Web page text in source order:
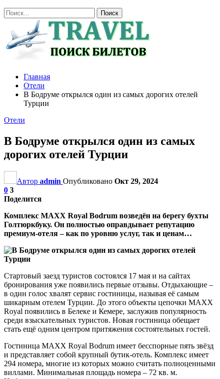
Главная
Отели
В Бодруме открылся один из самых дорогих отелей
Турции
Отели
В Бодруме открылся один из самых
дорогих отелей Турции
Автор admin Опубликовано Окт 29, 2024
0 3
Поделится
Комплекс MAXX Royal Bodrum возведён на берегу бухты
Голтюркбуку. Он полностью оправдывает репутацию
премиум-отеля – как по уровню услуг, так и ценам…
Стартовый заезд туристов состоялся 17 мая и на сайтах
бронирования уже появились первые отзывы. Отдыхающие –
в один голос хвалят сервис гостиницы, называя её самым
шикарным отелем Турции. До этого объекты цепочки MAXX
Royal появились в Белеке и Кемере, заслужив популярность
среди взыскательных туристов. Новая гостиница обещает
стать ещё одним центром притяжения состоятельных гостей.
Гостиница MAXX Royal Bodrum имеет бесспорные пять звёзд
и представляет собой крупный бутик-отель. Комплекс имеет
294 номера, многие из которых можно считать полноценными
виллами. Минимальная площадь номера – 72 кв. м.